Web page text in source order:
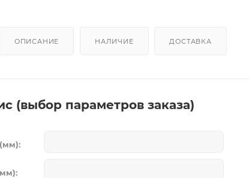
ОПИСАНИЕ НАЛИЧИЕ ДОСТАВКА
(выбор параметров заказа)